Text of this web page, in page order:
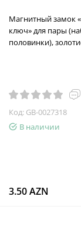
Магнитный замок
ключ» для пары
половинки),
Код: GB-0027318
В наличии
3.50 AZN